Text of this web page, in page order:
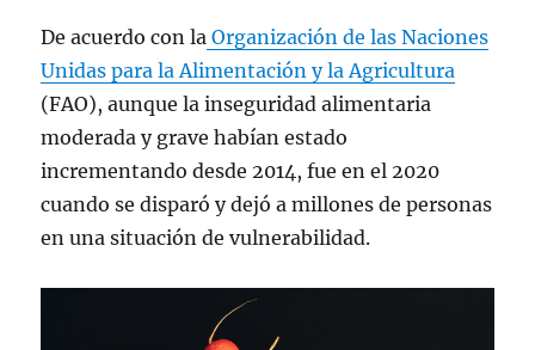
De acuerdo con la Organización de las Naciones
Unidas para la Alimentación y la Agricultura
(FAO), aunque la inseguridad alimentaria
moderada y grave habían estado
incrementando desde 2014, fue en el 2020
cuando se disparó y dejó a millones de personas
en una situación de vulnerabilidad.